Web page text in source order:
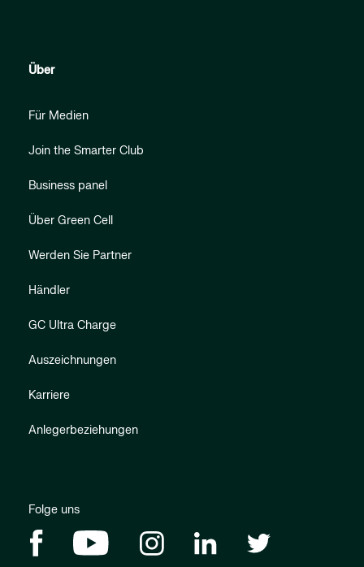
Über
Für Medien
Join the Smarter Club
Business panel
Über Green Cell
Werden Sie Partner
Händler
GC Ultra Charge
Auszeichnungen
Karriere
Anlegerbeziehungen
Folge uns